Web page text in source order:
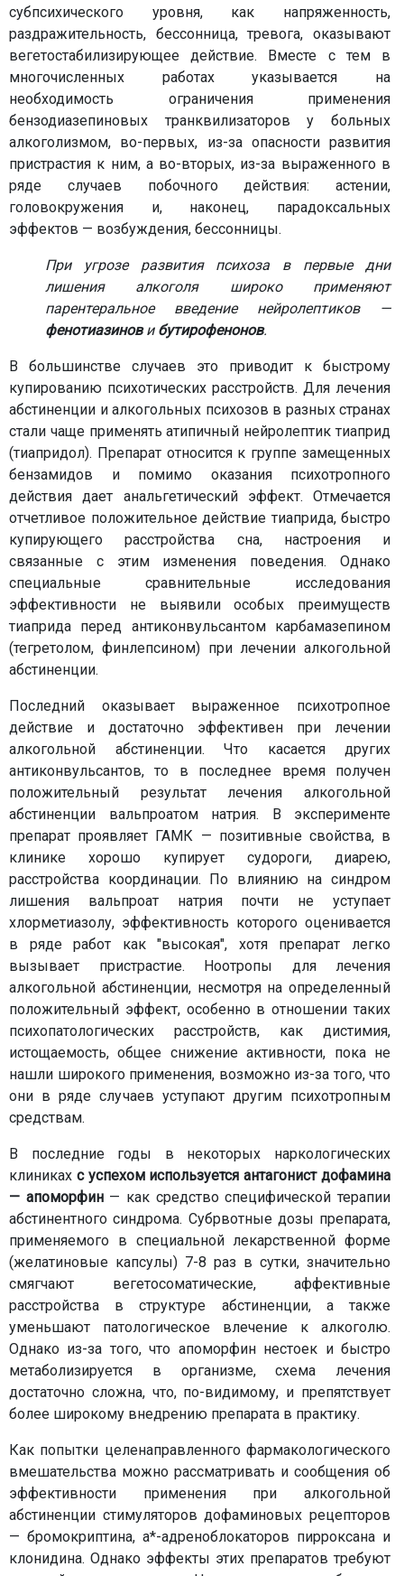
субпсихического уровня, как напряженность,
раздражительность, бессонница, тревога, оказывают
вегетостабилизирующее действие. Вместе с тем в
многочисленных работах указывается на
необходимость ограничения применения
бензодиазепиновых транквилизаторов у больных
алкоголизмом, во-первых, из-за опасности развития
пристрастия к ним, а во-вторых, из-за выраженного в
ряде случаев побочного действия: астении,
головокружения и, наконец, парадоксальных
эффектов — возбуждения, бессонницы.
При угрозе развития психоза в первые дни
лишения алкоголя широко применяют
парентеральное введение нейролептиков —
фенотиазинови бутирофенонов.
В большинстве случаев это приводит к быстрому
купированию психотических расстройств. Для лечения
абстиненции и алкогольных психозов в разных странах
стали чаще применять атипичный нейролептик тиаприд
(тиапридол). Препарат относится к группе замещенных
бензамидов и помимо оказания психотропного
действия дает анальгетический эффект. Отмечается
отчетливое положительное действие тиаприда, быстро
купирующего расстройства сна, настроения и
связанные с этим изменения поведения. Однако
специальные сравнительные исследования
эффективности не выявили особых преимуществ
тиаприда перед антиконвульсантом карбамазепином
(тегретолом, финлепсином) при лечении алкогольной
абстиненции.
Последний оказывает выраженное психотропное
действие и достаточно эффективен при лечении
алкогольной абстиненции. Что касается других
антиконвульсантов, то в последнее время получен
положительный результат лечения алкогольной
абстиненции вальпроатом натрия. В эксперименте
препарат проявляет ГАМК — позитивные свойства, в
клинике хорошо купирует судороги, диарею,
расстройства координации. По влиянию на синдром
лишения вальпроат натрия почти не уступает
хлорметиазолу, эффективность которого оценивается
в ряде работ как "высокая", хотя препарат легко
вызывает пристрастие. Ноотропы для лечения
алкогольной абстиненции, несмотря на определенный
положительный эффект, особенно в отношении таких
психопатологических расстройств, как дистимия,
истощаемость, общее снижение активности, пока не
нашли широкого применения, возможно из-за того, что
они в ряде случаев уступают другим психотропным
средствам.
В последние годы в некоторых наркологических
клиниках с успехом используется антагонист дофамина
— апоморфин— как средство специфической терапии
абстинентного синдрома. Субрвотные дозы препарата,
применяемого в специальной лекарственной форме
(желатиновые капсулы) 7-8 раз в сутки, значительно
смягчают вегетосоматические, аффективные
расстройства в структуре абстиненции, а также
уменьшают патологическое влечение к алкоголю.
Однако из-за того, что апоморфин нестоек и быстро
метаболизируется в организме, схема лечения
достаточно сложна, что, по-видимому, и препятствует
более широкому внедрению препарата в практику.
Как попытки целенаправленного фармакологического
вмешательства можно рассматривать и сообщения об
эффективности применения при алкогольной
абстиненции стимуляторов дофаминовых рецепторов
— бромокриптина, а*-адреноблокаторов пирроксана и
клонидина. Однако эффекты этих препаратов требуют